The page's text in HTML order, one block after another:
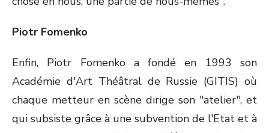
Piotr Fomenko
Enfin, Piotr Fomenko a fondé en 1993 son
Académie d'Art Théâtral de Russie (GITIS) où
chaque metteur en scène dirige son "atelier", et
qui subsiste grâce à une subvention de l'Etat et à